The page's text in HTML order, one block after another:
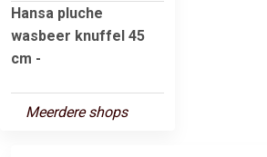
Hansa pluche
wasbeer knuffel 45
cm -
Meerdere shops